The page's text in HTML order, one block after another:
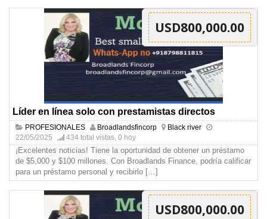
USD800,000.00
Líder en línea solo con prestamistas directos
PROFESIONALES Broadlandsfincorp
Black river
22/05/2025
434 total vistas, 0 hoy
¡Excelentes noticias! Tiene la oportunidad de obtener un préstamo
de $5,000 y $100 millones. Con Broadlands Finance, podría calificar
para un préstamo personal y recibirlo […]
USD800,000.00